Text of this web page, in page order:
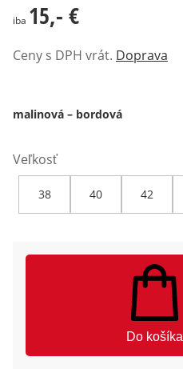
15,- €
iba 15,- €
Ceny s DPH vrát. Doprava
malinová – bordová
Veľkosť
38 40 42
Do košíka